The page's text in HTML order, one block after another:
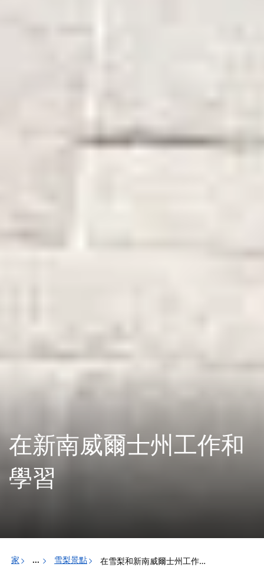
在新南威爾士州工作和
學習
家 ... 雪梨景點 在雪梨和新南威爾士州工作和學習